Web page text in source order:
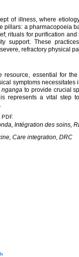
of illness, where
pillars: a pharmacopoeia
rituals for purification
support. These
refractory physical
essential for
symptoms
nganga to provide crucial
represents a vital step
Intégration des soins,
Care integration, DRC